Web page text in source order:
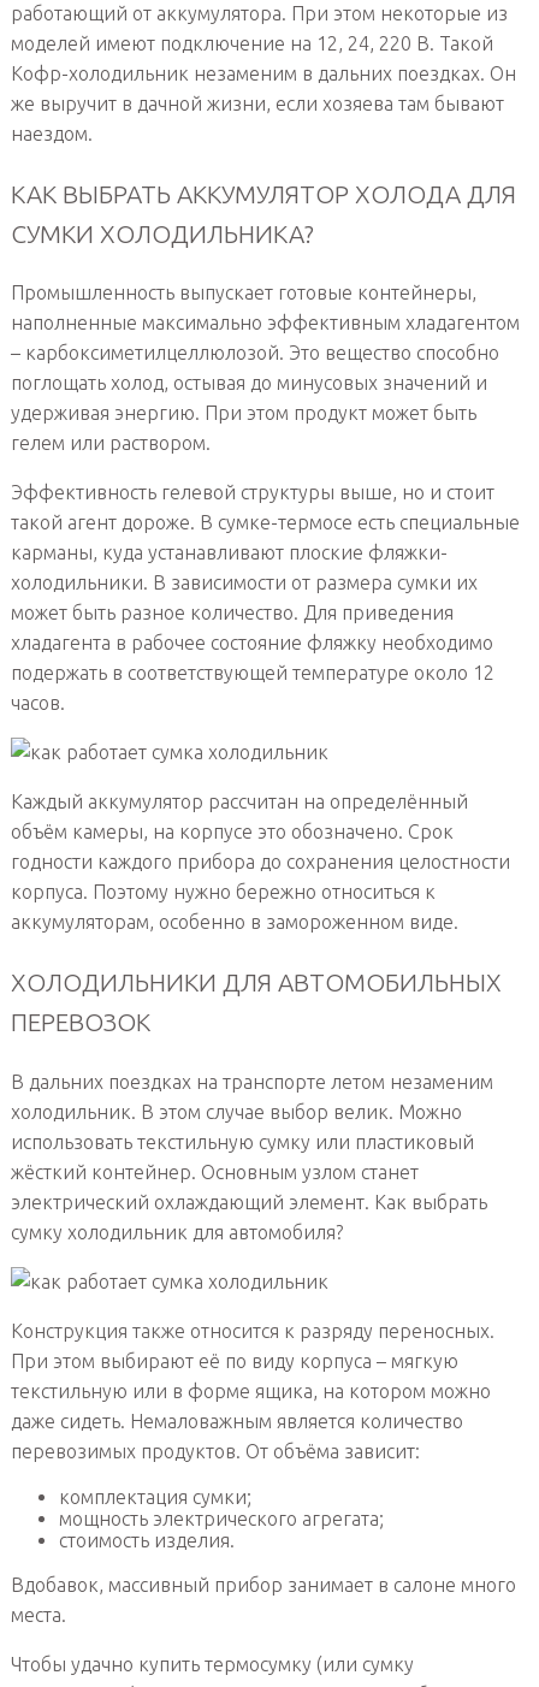
работающий от аккумулятора. При этом некоторые из
моделей имеют подключение на 12, 24, 220 В. Такой
Кофр-холодильник незаменим в дальних поездках. Он
же выручит в дачной жизни, если хозяева там бывают
наездом.
КАК ВЫБРАТЬ АККУМУЛЯТОР ХОЛОДА ДЛЯ
СУМКИ ХОЛОДИЛЬНИКА?
Промышленность выпускает готовые контейнеры,
наполненные максимально эффективным хладагентом
– карбоксиметилцеллюлозой. Это вещество способно
поглощать холод, остывая до минусовых значений и
удерживая энергию. При этом продукт может быть
гелем или раствором.
Эффективность гелевой структуры выше, но и стоит
такой агент дороже. В сумке-термосе есть специальные
карманы, куда устанавливают плоские фляжки-
холодильники. В зависимости от размера сумки их
может быть разное количество. Для приведения
хладагента в рабочее состояние фляжку необходимо
подержать в соответствующей температуре около 12
часов.
Каждый аккумулятор рассчитан на определённый
объём камеры, на корпусе это обозначено. Срок
годности каждого прибора до сохранения целостности
корпуса. Поэтому нужно бережно относиться к
аккумуляторам, особенно в замороженном виде.
ХОЛОДИЛЬНИКИ ДЛЯ АВТОМОБИЛЬНЫХ
ПЕРЕВОЗОК
В дальних поездках на транспорте летом незаменим
холодильник. В этом случае выбор велик. Можно
использовать текстильную сумку или пластиковый
жёсткий контейнер. Основным узлом станет
электрический охлаждающий элемент. Как выбрать
сумку холодильник для автомобиля?
Конструкция также относится к разряду переносных.
При этом выбирают её по виду корпуса – мягкую
текстильную или в форме ящика, на котором можно
даже сидеть. Немаловажным является количество
перевозимых продуктов. От объёма зависит:
комплектация сумки;
мощность электрического агрегата;
стоимость изделия.
Вдобавок, массивный прибор занимает в салоне много
места.
Чтобы удачно купить термосумку (или сумку